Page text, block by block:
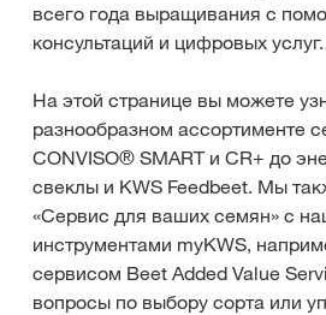
всего года выращивания с
консультаций и цифровых услуг.
На этой странице вы можете
разнообразном ассортименте
CONVISO® SMART и CR+ до
свеклы и KWS Feedbeet. Мы
«Сервис для ваших семян» с
инструментами myKWS,
сервисом Beet Added Value
вопросы по выбору сорта или